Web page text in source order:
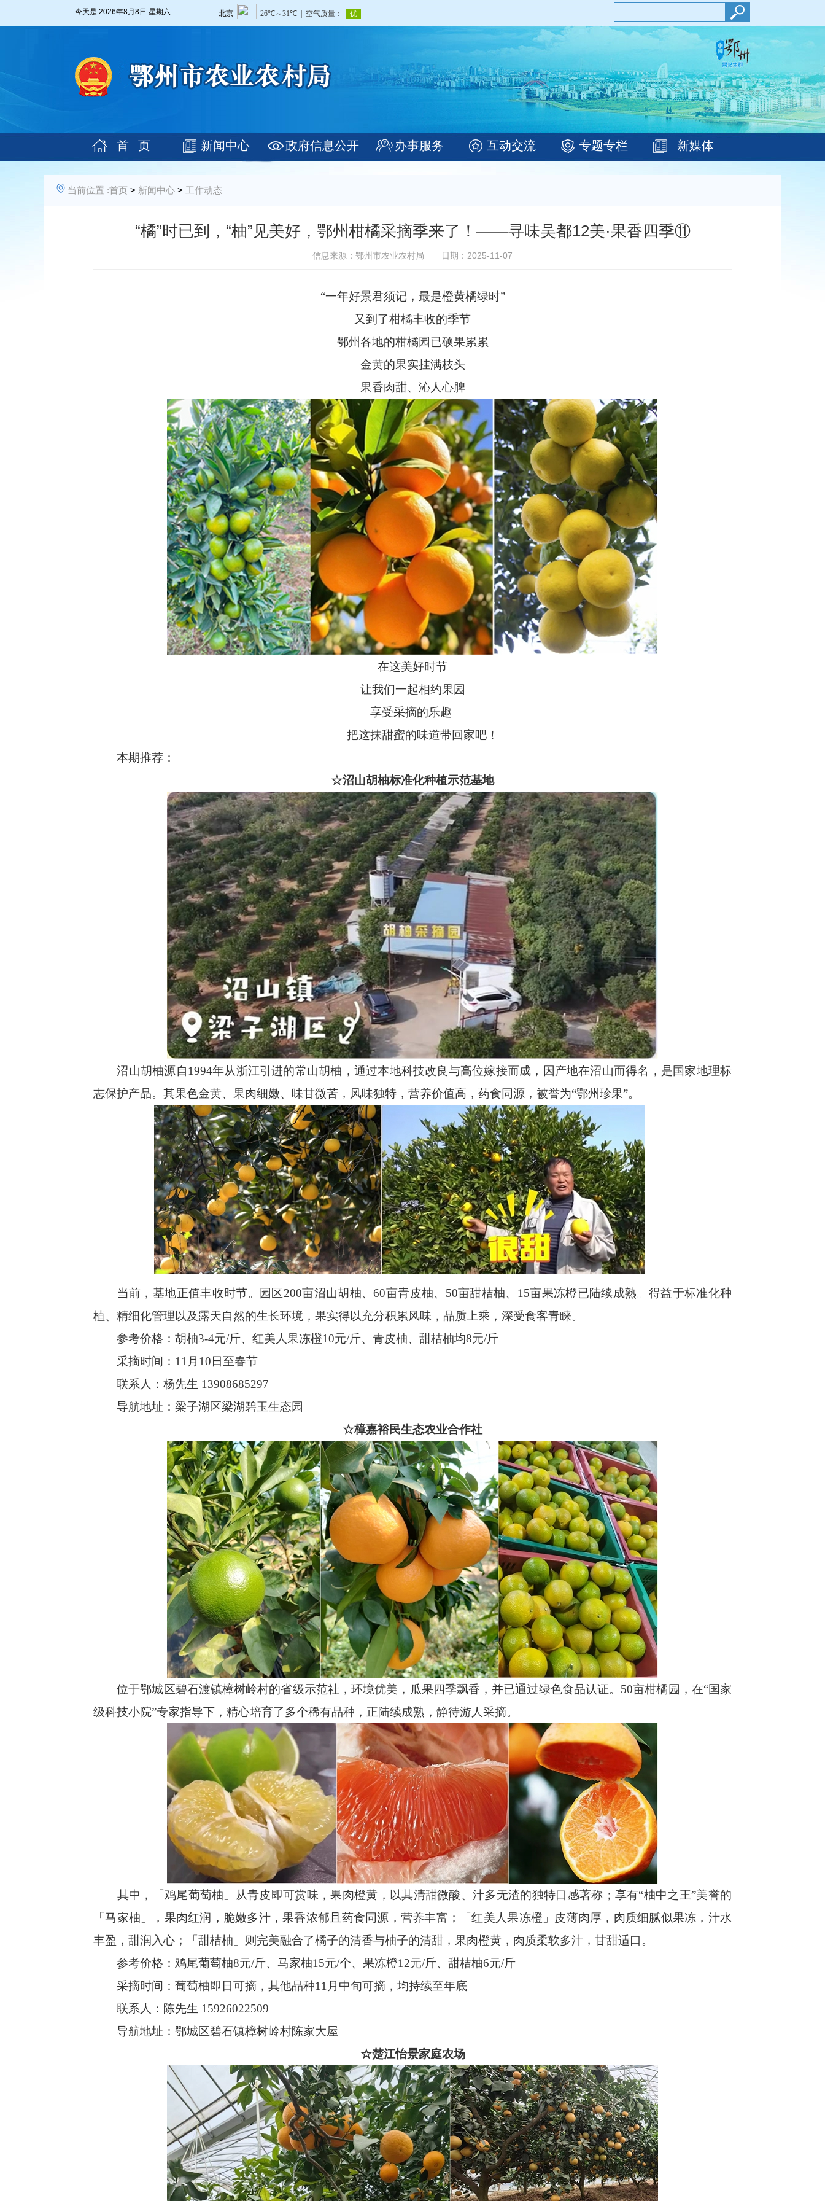
今天是 2026年8月8日 星期六
首 页 新闻中心 政府信息公开 办事服务 互动交流 专题专栏 新媒体
当前位置 :首页 > 新闻中心 > 工作动态
“橘”时已到，“柚”见美好，鄂州柑橘采摘季来了！——寻味吴都12美·果香四季⑪
信息来源：鄂州市农业农村局 日期：2025-11-07
“一年好景君须记，最是橙黄橘绿时”
又到了柑橘丰收的季节
鄂州各地的柑橘园已硕果累累
金黄的果实挂满枝头
果香肉甜、沁人心脾
在这美好时节
让我们一起相约果园
享受采摘的乐趣
把这抹甜蜜的味道带回家吧！
本期推荐：
☆沼山胡柚标准化种植示范基地
沼山胡柚源自1994年从浙江引进的常山胡柚，通过本地科技改良与高位嫁接而成，因产地在沼山而得名，是国家地理标
志保护产品。其果色金黄、果肉细嫩、味甘微苦，风味独特，营养价值高，药食同源，被誉为“鄂州珍果”。
当前，基地正值丰收时节。园区200亩沼山胡柚、60亩青皮柚、50亩甜桔柚、15亩果冻橙已陆续成熟。得益于标准化种
植、精细化管理以及露天自然的生长环境，果实得以充分积累风味，品质上乘，深受食客青睐。
参考价格：胡柚3-4元/斤、红美人果冻橙10元/斤、青皮柚、甜桔柚均8元/斤
采摘时间：11月10日至春节
联系人：杨先生 13908685297
导航地址：梁子湖区梁湖碧玉生态园
☆樟嘉裕民生态农业合作社
位于鄂城区碧石渡镇樟树岭村的省级示范社，环境优美，瓜果四季飘香，并已通过绿色食品认证。50亩柑橘园，在“国家
级科技小院”专家指导下，精心培育了多个稀有品种，正陆续成熟，静待游人采摘。
其中，「鸡尾葡萄柚」从青皮即可赏味，果肉橙黄，以其清甜微酸、汁多无渣的独特口感著称；享有“柚中之王”美誉的
「马家柚」，果肉红润，脆嫩多汁，果香浓郁且药食同源，营养丰富；「红美人果冻橙」皮薄肉厚，肉质细腻似果冻，汁水
丰盈，甜润入心；「甜桔柚」则完美融合了橘子的清香与柚子的清甜，果肉橙黄，肉质柔软多汁，甘甜适口。
参考价格：鸡尾葡萄柚8元/斤、马家柚15元/个、果冻橙12元/斤、甜桔柚6元/斤
采摘时间：葡萄柚即日可摘，其他品种11月中旬可摘，均持续至年底
联系人：陈先生 15926022509
导航地址：鄂城区碧石镇樟树岭村陈家大屋
☆楚江怡景家庭农场